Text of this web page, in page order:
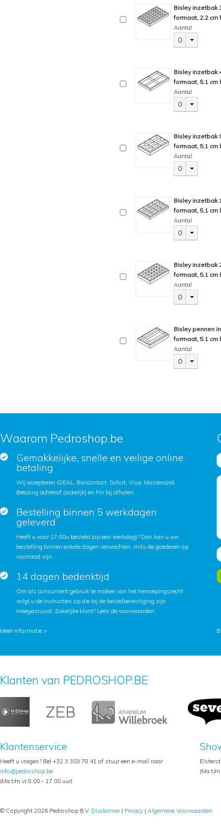
Bisley inzetbak
formaat, 2.2 cm
Aantal
0
Bisley inzetbak
formaat, 5.1 cm
Aantal
0
Bisley inzetbak
formaat, 5.1 cm
Aantal
0
Bisley inzetbak
formaat, 5.1 cm
Aantal
0
Bisley inzetbak
formaat, 5.1 cm
Aantal
0
Bisley pennen
formaat, 5.1 cm
Aantal
0
Waarom Pedroshop.be
Gemakkelijke, snelle en veilige online
betaling
Wij accepteren iDEAL, Bancontact, Sofort, Visa, Mastercard,
Betaling achteraf (zakelijk) en Pin bij afhalen.
Bestelling binnen 5 werkdagen
geleverd
Heeft u voor 17:00u besteld (op een werkdag)? Dan kan u uw
bestelling binnen enkele dagen verwachten, mits de goederen op
voorraad zijn.
14 dagen bedenktijd
Om als consument gebruik te maken van het herroepingsrecht
volgt u de instructies op die bij de bestelbevestiging zijn
meegestuurd. Zakelijke klant? Lees de voorwaarden.
Meer informatie >
Klanten van PEDROSHOP.BE
Klantenservice
Heeft u vragen? Bel +32 3 303 78 41 of stuur een e-mail naar
info@pedroshop.be
(Ma t/m vr 8.00 - 17.00 uur)
(Ma t/
© Copyright 2026 Pedroshop B.V. Disclaimer| Privacy | Algemene Voorwaarden